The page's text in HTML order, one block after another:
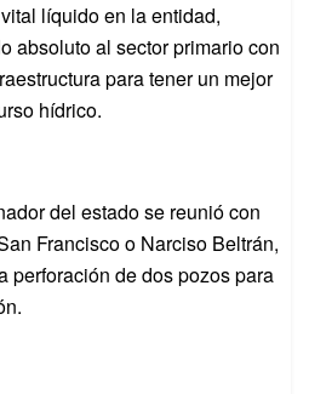
líquido en la entidad,
absoluto al sector primario con
para tener un mejor
hídrico.
del estado se reunió con
Francisco o Narciso Beltrán,
perforación de dos pozos para